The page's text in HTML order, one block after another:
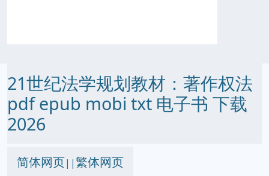
21世纪法学规划教材：著作权法
pdf epub mobi txt 电子书 下载
2026
简体网页||繁体网页